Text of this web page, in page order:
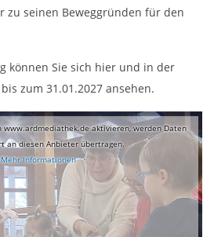
zu seinen Beweggründen für den
können Sie sich hier und in der
zum 31.01.2027 ansehen.
www.ardmediathek.de aktivieren, werden Daten
an diesen Anbieter übertragen.
Mehr Informationen